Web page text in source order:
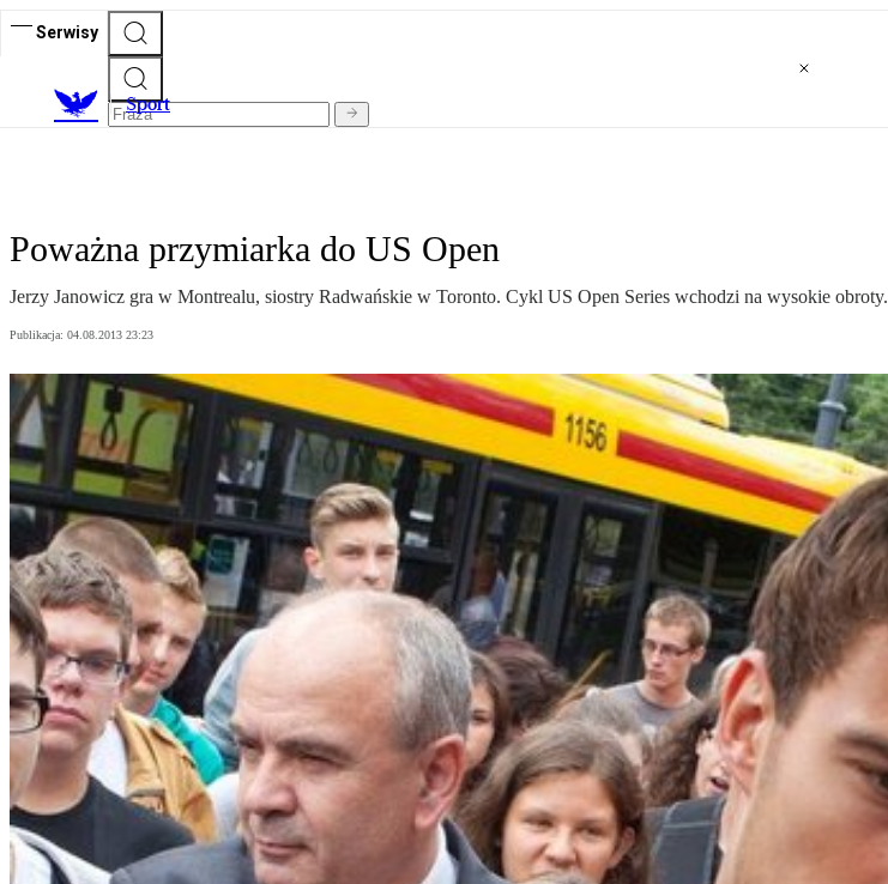
Serwisy
Sport
Poważna przymiarka do US Open
Jerzy Janowicz gra w Montrealu, siostry Radwańskie w Toronto. Cykl US Open Series wchodzi na wysokie obroty.
Publikacja: 04.08.2013 23:23